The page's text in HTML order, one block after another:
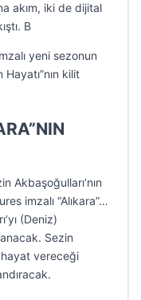
akım, iki de dijital
B
yeni sezonun
kilit
Akbaşoğulları’nın
imzalı “Alıkara”…
(Deniz)
Sezin
hayat vereceği